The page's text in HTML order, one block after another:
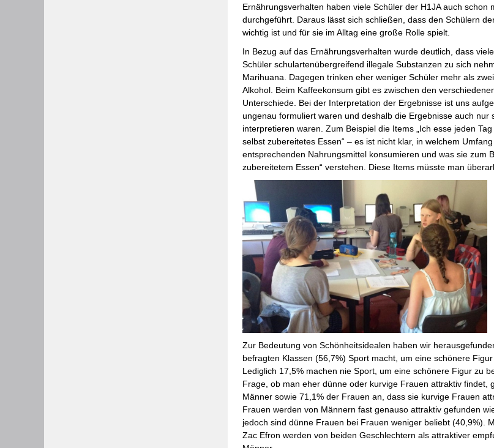
Ernährungsverhalten haben viele Schüler der H1JA auch schon
durchgeführt. Daraus lässt sich schließen, dass den Schülern
wichtig ist und für sie im Alltag eine große Rolle spielt.
In Bezug auf das Ernährungsverhalten wurde deutlich, dass
Schüler schulartenübergreifend illegale Substanzen zu sich
Marihuana. Dagegen trinken eher weniger Schüler mehr als
Alkohol. Beim Kaffeekonsum gibt es zwischen den
Unterschiede. Bei der Interpretation der Ergebnisse ist uns
ungenau formuliert waren und deshalb die Ergebnisse auch nur
interpretieren waren. Zum Beispiel die Items „Ich esse jeden
selbst zubereitetes Essen“ – es ist nicht klar, in welchem
entsprechenden Nahrungsmittel konsumieren und was sie zum
zubereitetem Essen“ verstehen. Diese Items müsste man
Zur Bedeutung von Schönheitsidealen haben wir
befragten Klassen (56,7%) Sport macht, um eine schönere
Lediglich 17,5% machen nie Sport, um eine schönere Figur zu
Frage, ob man eher dünne oder kurvige Frauen attraktiv findet,
Männer sowie 71,1% der Frauen an, dass sie kurvige Frauen
Frauen werden von Männern fast genauso attraktiv gefunden
jedoch sind dünne Frauen bei Frauen weniger beliebt (40,9%).
Zac Efron werden von beiden Geschlechtern als attraktiver